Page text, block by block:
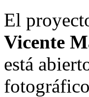
El
Vicente
está